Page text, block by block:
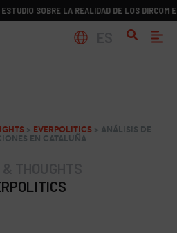
LA REALIDAD DE LOS DIRCOM EN ESPAÑA
> EVERPOLITICS> ANÁLISIS DE
EN CATALUÑA